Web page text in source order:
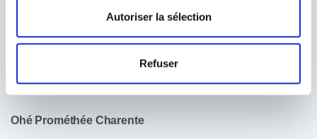
Autoriser la sélection
Refuser
, le label d’entreprises engagées
en faveur de l’inclusion des personnes
Ohé Prométhée Charente